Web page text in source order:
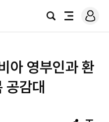
검
전
로
그
아 영부인과 환
감대